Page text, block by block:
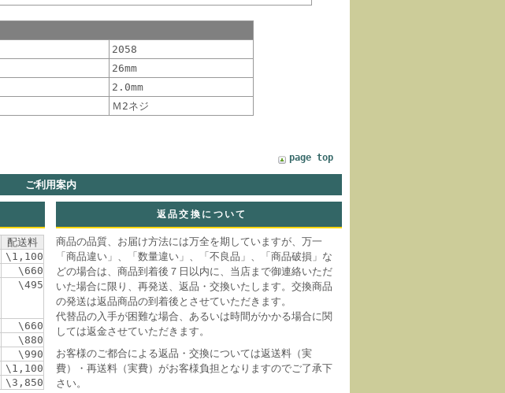
2058
26mm
2.0mm
Ｍ2ネジ
page top
ご利用案内
配送料
\1,100
\660
\495
\660
\880
\990
\1,100
\3,850
返品交換について
商品の品質、お届け方法には万全を期していますが、万一
「商品違い」、「数量違い」、「不良品」、「商品破損」な
どの場合は、商品到着後７日以内に、当店まで御連絡いただ
いた場合に限り、再発送、返品・交換いたします。交換商品
の発送は返品商品の到着後とさせていただきます。
代替品の入手が困難な場合、あるいは時間がかかる場合に関
しては返金させていただきます。
お客様のご都合による返品・交換については返送料（実
費）・再送料（実費）がお客様負担となりますのでご了承下
さい。